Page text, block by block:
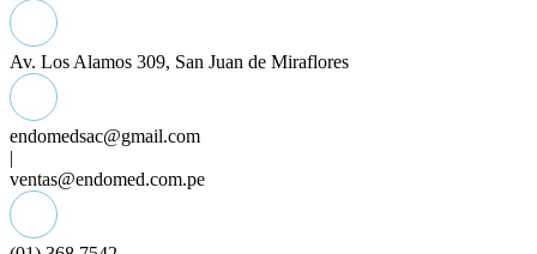
Av. Los Alamos 309, San Juan de Miraflores
endomedsac@gmail.com
|
ventas@endomed.com.pe